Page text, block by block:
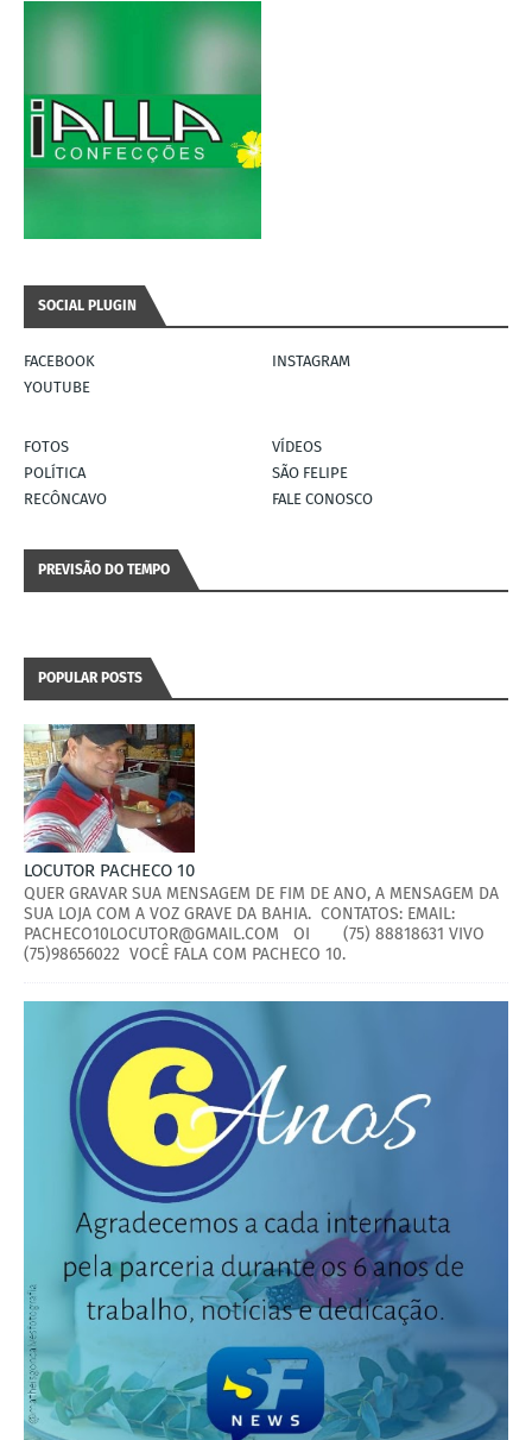
SOCIAL PLUGIN
FACEBOOK
INSTAGRAM
YOUTUBE
FOTOS
VÍDEOS
POLÍTICA
SÃO FELIPE
RECÔNCAVO
FALE CONOSCO
PREVISÃO DO TEMPO
POPULAR POSTS
LOCUTOR PACHECO 10
QUER GRAVAR SUA MENSAGEM DE FIM DE ANO, A MENSAGEM DA
SUA LOJA COM A VOZ GRAVE DA BAHIA. CONTATOS: EMAIL:
PACHECO10LOCUTOR@GMAIL.COM OI (75) 88818631 VIVO
(75)98656022 VOCÊ FALA COM PACHECO 10.